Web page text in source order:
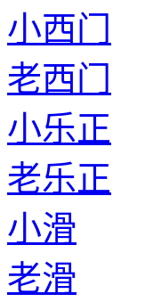
小西门
老西门
小乐正
老乐正
小滑
老滑